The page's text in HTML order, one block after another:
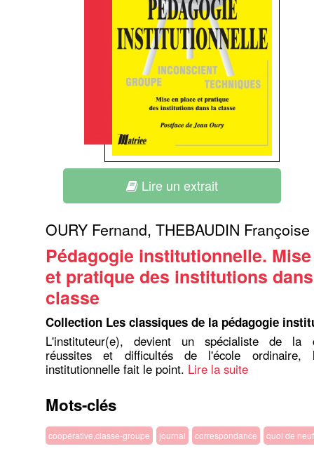
Lire un extrait
OURY Fernand, THEBAUDIN Françoise
Pédagogie institutionnelle.
et pratique des institutions
classe
Collection Les classiques de la pédagogie
L'instituteur(e), devient un spécialiste de la
réussites et difficultés de l'école ordinaire,
institutionnelle fait le point. Lire la suite
Mots-clés
coopérative,classe-groupe journal correspondance quoi de neuf